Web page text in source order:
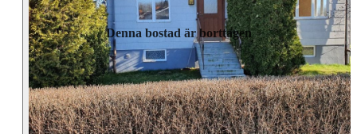
Denna bostad är borttagen